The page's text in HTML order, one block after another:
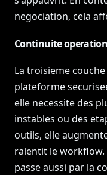
negociation, cela
Continuite
La troisieme
plateforme
elle necessite des
instables ou des
outils, elle
ralentit le workflow.
passe aussi par la